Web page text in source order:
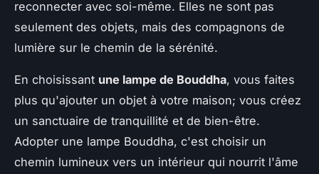
reconnecter avec soi-même. Elles ne sont pas
seulement des objets, mais des compagnons de
lumière sur le chemin de la sérénité.
En choisissant une lampe de Bouddha, vous faites
plus qu'ajouter un objet à votre maison; vous créez
un sanctuaire de tranquillité et de bien-être.
Adopter une lampe Bouddha, c'est choisir un
chemin lumineux vers un intérieur qui nourrit l'âme